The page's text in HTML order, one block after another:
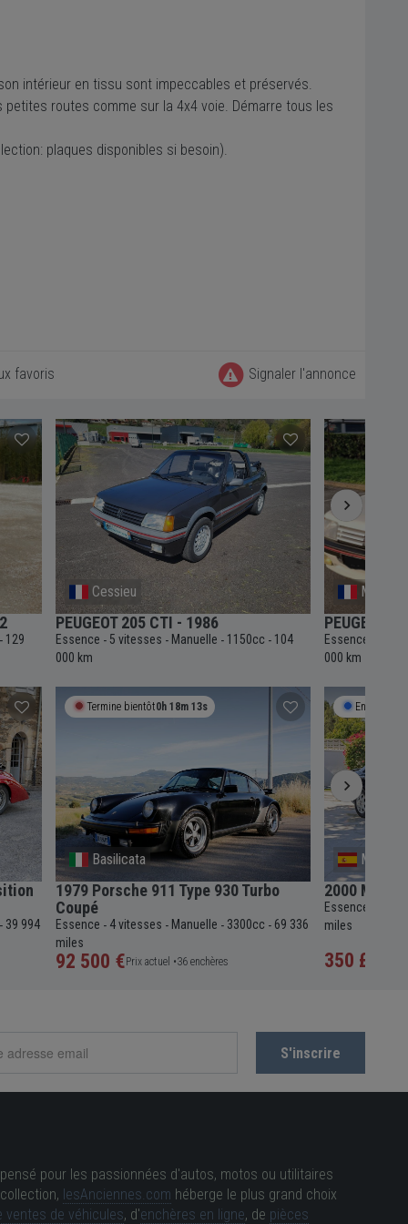
intérieur en tissu sont impeccables et préservés.
routes comme sur la 4x4 voie. Démarre tous les
plaques disponibles si besoin).
favoris Signaler l'annonce
- 129
Cessieu
PEUGEOT 205 CTI - 1986
Essence - 5 vitesses - Manuelle - 1150cc - 104
000 km
PEUGEOT
Essence
000 km
- 39 994
Termine bientôt0h 18m 12s
Basilicata
1979 Porsche 911 Type 930 Turbo
Coupé
Essence - 4 vitesses - Manuelle - 3300cc - 69 336
miles
92 500 €Prix actuel •36 enchères
Enchère en
Malaga
2000
Essence
miles
350 £
pour les passionnées d'autos, motos ou utilitaires
lesAnciennes.com héberge le plus grand choix
ventes de véhicules, d'enchères en ligne, de pièces